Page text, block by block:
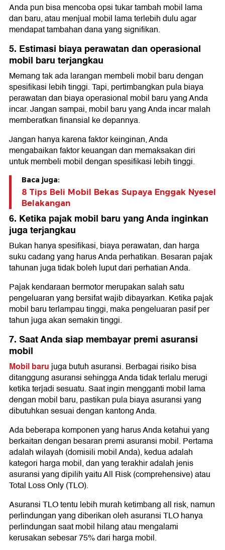
Anda pun bisa mencoba opsi tukar tambah mobil lama
dan baru, atau menjual mobil lama terlebih dulu agar
mendapat tambahan dana yang signifikan.
5. Estimasi biaya perawatan dan operasional
mobil baru terjangkau
Memang tak ada larangan membeli mobil baru dengan
spesifikasi lebih tinggi. Tapi, pertimbangkan pula biaya
perawatan dan biaya operasional mobil baru yang Anda
incar. Jangan sampai, mobil baru yang Anda incar malah
memberatkan finansial ke depannya.
Jangan hanya karena faktor keinginan, Anda
mengabaikan faktor keuangan dan memaksakan diri
untuk membeli mobil dengan spesifikasi lebih tinggi.
Baca juga:
8 Tips Beli Mobil Bekas Supaya Enggak Nyesel
Belakangan
6. Ketika pajak mobil baru yang Anda inginkan
juga terjangkau
Bukan hanya spesifikasi, biaya perawatan, dan harga
suku cadang yang harus Anda perhatikan. Besaran pajak
tahunan juga tidak boleh luput dari perhatian Anda.
Pajak kendaraan bermotor merupakan salah satu
pengeluaran yang bersifat wajib dibayarkan. Ketika pajak
mobil baru terlampau tinggi, maka pengeluaran pasif per
tahun juga akan semakin tinggi.
7. Saat Anda siap membayar premi asuransi
mobil
Mobil barujuga butuh asuransi. Berbagai risiko bisa
ditanggung asuransi sehingga Anda tidak terlalu merugi
ketika terjadi sesuatu. Saat ingin mengganti mobil lama
dengan mobil baru, pastikan pula biaya asuransi yang
dibutuhkan sesuai dengan kantong Anda.
Ada beberapa komponen yang harus Anda ketahui yang
berkaitan dengan besaran premi asuransi mobil. Pertama
adalah wilayah (domisili mobil Anda), kedua adalah
kategori harga mobil, dan yang terakhir adalah jenis
asuransi yang dipilih yaitu All Risk (comprehensive) atau
Total Loss Only (TLO).
Asuransi TLO tentu lebih murah ketimbang all risk, namun
perlindungan yang diberikan oleh asuransi TLO hanya
perlindungan saat mobil hilang atau mengalami
kerusakan sebesar 75% dari harga mobil.